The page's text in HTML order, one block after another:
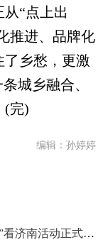
“点上出
推进、品牌化
乡愁，更激
城乡融合、
(完)
编辑：孙婷婷
“机遇中国 泉在济南”——2025全球“Z世代”看济南活动正式启动